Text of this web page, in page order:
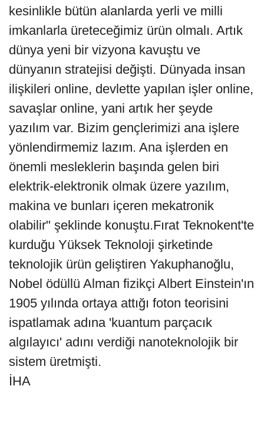
kesinlikle bütün alanlarda yerli ve milli
imkanlarla üreteceğimiz ürün olmalı. Artık
dünya yeni bir vizyona kavuştu ve
dünyanın stratejisi değişti. Dünyada insan
ilişkileri online, devlette yapılan işler online,
savaşlar online, yani artık her şeyde
yazılım var. Bizim gençlerimizi ana işlere
yönlendirmemiz lazım. Ana işlerden en
önemli mesleklerin başında gelen biri
elektrik-elektronik olmak üzere yazılım,
makina ve bunları içeren mekatronik
olabilir" şeklinde konuştu.Fırat Teknokent'te
kurduğu Yüksek Teknoloji şirketinde
teknolojik ürün geliştiren Yakuphanoğlu,
Nobel ödüllü Alman fizikçi Albert Einstein'ın
1905 yılında ortaya attığı foton teorisini
ispatlamak adına 'kuantum parçacık
algılayıcı' adını verdiği nanoteknolojik bir
sistem üretmişti.
İHA